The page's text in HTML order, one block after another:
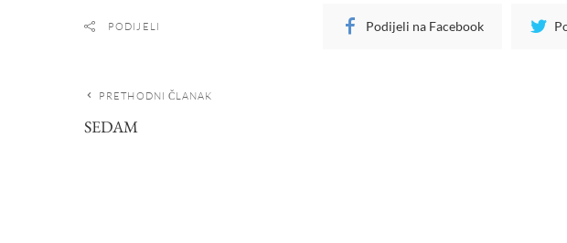
PODIJELI Podijeli na Facebook
PRETHODNI ČLANAK
SEDAM